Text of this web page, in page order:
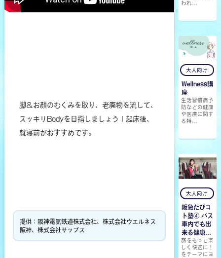
脚＆お顔のむくみを取り、老廃物を流して、
スッキリBodyを目指しましょうⅠ起床後、
就寝前がおすすめです。
提供：阪神電気鉄道株式会社、株式会社ウエルネス
阪神、株式会社サップス
われ...
大人向け
Wellness講
座
生活習慣病予
防などの健康
や医療に関す
る特...
大人向け
阪急たびコ
ト塾④ バス
車内でも出
来る健康...
旅をもっと楽
しく快適に！
をテーマにヨ